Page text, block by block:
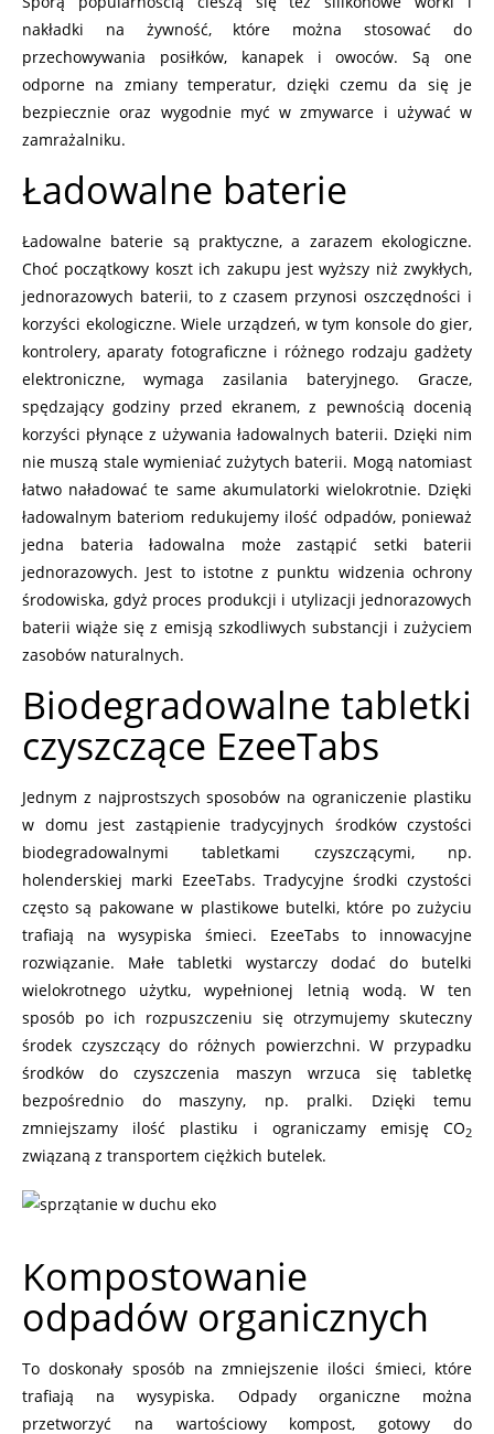
nakładki na żywność, które można stosować do
przechowywania posiłków, kanapek i owoców. Są one
odporne na zmiany temperatur, dzięki czemu da się je
bezpiecznie oraz wygodnie myć w zmywarce i używać w
zamrażalniku.
Ładowalne baterie
Ładowalne baterie są praktyczne, a zarazem ekologiczne.
Choć początkowy koszt ich zakupu jest wyższy niż zwykłych,
jednorazowych baterii, to z czasem przynosi oszczędności i
korzyści ekologiczne. Wiele urządzeń, w tym konsole do gier,
kontrolery, aparaty fotograficzne i różnego rodzaju gadżety
elektroniczne, wymaga zasilania bateryjnego. Gracze,
spędzający godziny przed ekranem, z pewnością docenią
korzyści płynące z używania ładowalnych baterii. Dzięki nim
nie muszą stale wymieniać zużytych baterii. Mogą natomiast
łatwo naładować te same akumulatorki wielokrotnie. Dzięki
ładowalnym bateriom redukujemy ilość odpadów, ponieważ
jedna bateria ładowalna może zastąpić setki baterii
jednorazowych. Jest to istotne z punktu widzenia ochrony
środowiska, gdyż proces produkcji i utylizacji jednorazowych
baterii wiąże się z emisją szkodliwych substancji i zużyciem
zasobów naturalnych.
Biodegradowalne tabletki
czyszczące EzeeTabs
Jednym z najprostszych sposobów na ograniczenie plastiku
w domu jest zastąpienie tradycyjnych środków czystości
biodegradowalnymi tabletkami czyszczącymi, np.
holenderskiej marki EzeeTabs. Tradycyjne środki czystości
często są pakowane w plastikowe butelki, które po zużyciu
trafiają na wysypiska śmieci. EzeeTabs to innowacyjne
rozwiązanie. Małe tabletki wystarczy dodać do butelki
wielokrotnego użytku, wypełnionej letnią wodą. W ten
sposób po ich rozpuszczeniu się otrzymujemy skuteczny
środek czyszczący do różnych powierzchni. W przypadku
środków do czyszczenia maszyn wrzuca się tabletkę
bezpośrednio do maszyny, np. pralki. Dzięki temu
zmniejszamy ilość plastiku i ograniczamy emisję CO2
związaną z transportem ciężkich butelek.
Kompostowanie
odpadów organicznych
To doskonały sposób na zmniejszenie ilości śmieci, które
trafiają na wysypiska. Odpady organiczne można
przetworzyć na wartościowy kompost, gotowy do